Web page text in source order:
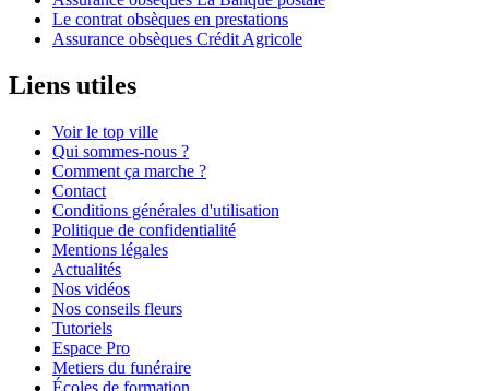
Le contrat obsèques en prestations
Assurance obsèques Crédit Agricole
Liens utiles
Voir le top ville
Qui sommes-nous ?
Comment ça marche ?
Contact
Conditions générales d'utilisation
Politique de confidentialité
Mentions légales
Actualités
Nos vidéos
Nos conseils fleurs
Tutoriels
Espace Pro
Metiers du funéraire
Écoles de formation